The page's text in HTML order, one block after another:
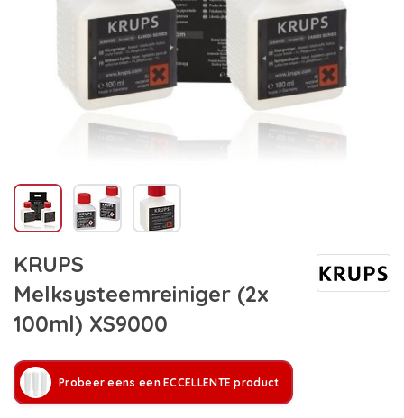
KRUPS
Melksysteemreiniger (2x
100ml) XS9000
Probeer eens een ECCELLENTE product